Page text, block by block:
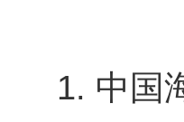
1. 中国